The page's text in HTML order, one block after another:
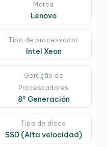
Marca
Lenovo
Tipo de processador
Intel Xeon
Geração de
Processadores
8º Generación
Tipo de disco
SSD (Alta velocidad)